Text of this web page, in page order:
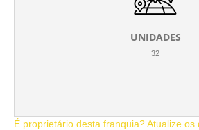
UNIDADES
32
É proprietário desta franquia? Atualize os